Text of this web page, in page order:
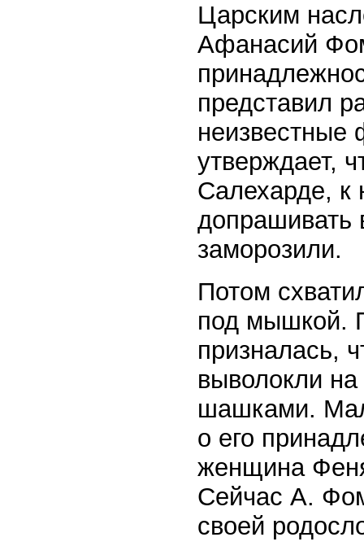
Царским
Афанасий
представил
неизвестные
утверждает,
Салехарде, к
допрашивать
заморозили.
Потом
под мышкой.
призналась,
выволокли на
шашками.
о его
женщина
Сейчас А.
своей